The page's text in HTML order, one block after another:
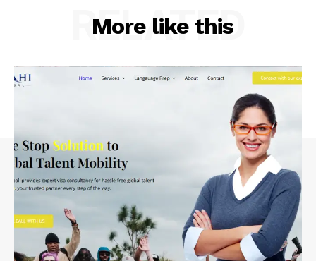
More like this
RELATED